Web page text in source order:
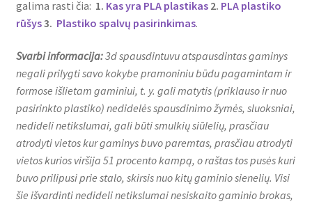
galima rasti čia: 1. Kas yra PLA plastikas 2. PLA plastiko
rūšys3. Plastiko spalvų pasirinkimas.
Svarbi informacija:3d spausdintuvu atspausdintas gaminys
negali prilygti savo kokybe pramoniniu būdu pagamintam ir
formose išlietam gaminiui, t. y. gali matytis (priklauso ir nuo
pasirinkto plastiko) nedidelės spausdinimo žymės, sluoksniai,
nedideli netikslumai, gali būti smulkių siūlelių, prasčiau
atrodyti vietos kur gaminys buvo paremtas, prasčiau atrodyti
vietos kurios viršija 51 procento kampą, o raštas tos pusės kuri
buvo prilipusi prie stalo, skirsis nuo kitų gaminio sienelių. Visi
šie išvardinti nedideli netikslumai nesiskaito gaminio brokas,